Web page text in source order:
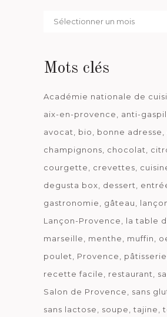
Par
Mots clés
Académie nationale de
aix-en-provence
anti-
avocat
bio bonne adresse
champignons
chocolat
courgette
crevettes
degusta box
dessert
gastronomie
gâteau
Lançon-Provence
la table
marseille
menthe muffin
poulet
Provence pâtisserie
recette facile
restaurant
Salon de Provence
sans
sans lactose
soupe tajine